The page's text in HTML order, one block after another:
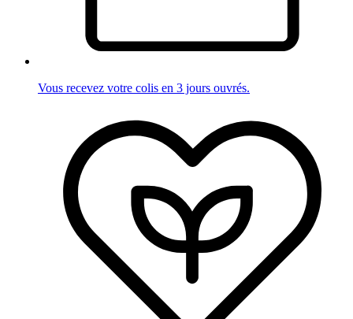
Vous recevez votre colis en 3 jours ouvrés.